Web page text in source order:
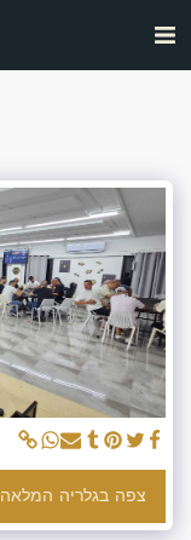
צפה בגלריה המלאה